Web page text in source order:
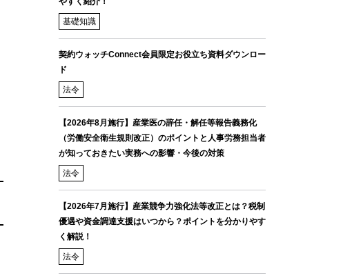
基礎知識
契約ウォッチConnect会員限定お役立ち資料ダウンロー
ド
法令
【2026年8月施行】産業医の辞任・解任等報告義務化
（労働安全衛生規則改正）のポイントと人事労務担当者
が知っておきたい実務への影響・今後の対策
法令
【2026年7月施行】産業競争力強化法等改正とは？税制
優遇や資金調達支援はいつから？ポイントを分かりやす
く解説！
法令